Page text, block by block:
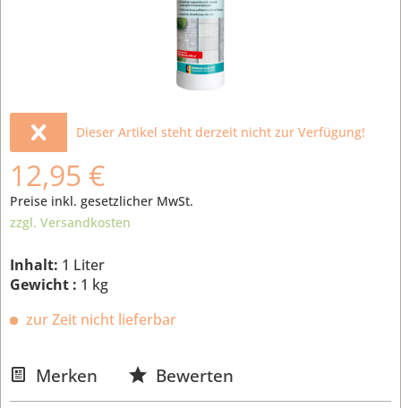
Dieser Artikel steht derzeit nicht zur Verfügung!
12,95 €
Preise inkl. gesetzlicher MwSt.
zzgl. Versandkosten
Inhalt: 1 Liter
Gewicht : 1 kg
zur Zeit nicht lieferbar
Merken Bewerten